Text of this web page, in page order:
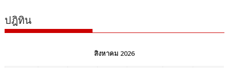
ปฎิทิน
สิงหาคม 2026